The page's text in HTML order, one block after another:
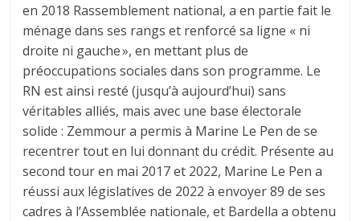
en 2018 Rassemblement national, a en partie fait le
ménage dans ses rangs et renforcé sa ligne « ni
droite ni gauche », en mettant plus de
préoccupations sociales dans son programme. Le
RN est ainsi resté (jusqu’à aujourd’hui) sans
véritables alliés, mais avec une base électorale
solide : Zemmour a permis à Marine Le Pen de se
recentrer tout en lui donnant du crédit. Présente au
second tour en mai 2017 et 2022, Marine Le Pen a
réussi aux législatives de 2022 à envoyer 89 de ses
cadres à l’Assemblée nationale, et Bardella a obtenu